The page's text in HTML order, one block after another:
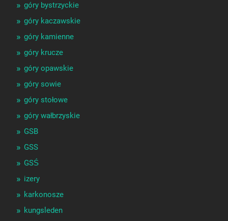
góry bystrzyckie
góry kaczawskie
góry kamienne
góry krucze
góry opawskie
góry sowie
góry stołowe
góry wałbrzyskie
GSB
GSS
GSŚ
izery
karkonosze
kungsleden